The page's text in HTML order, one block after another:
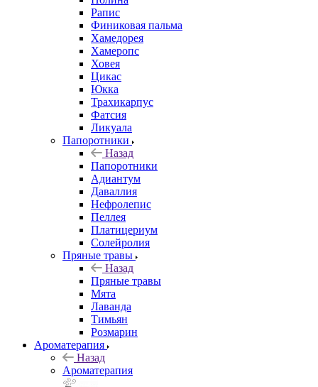
Рапис
Финиковая пальма
Хамедорея
Хамеропс
Ховея
Цикас
Юкка
Трахикарпус
Фатсия
Ликуала
Папоротники
Назад
Папоротники
Адиантум
Даваллия
Нефролепис
Пеллея
Платицериум
Солейролия
Пряные травы
Назад
Пряные травы
Мята
Лаванда
Тимьян
Розмарин
Ароматерапия
Назад
Ароматерапия